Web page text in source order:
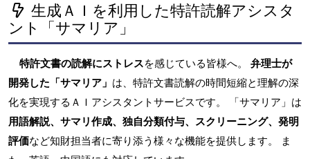
生成ＡＩを利用した特許読解アシスタ
ント「サマリア」
特許文書の読解にストレスを感じている皆様へ。 弁理士が
開発した「サマリア」 は、特許文書読解の時間短縮と理解の深
化を実現するＡＩアシスタントサービスです。 「サマリア」は
用語解説、サマリ作成、独自分類付与、スクリーニング、発明
評価など知財担当者に寄り添う様々な機能を提供します。 ま